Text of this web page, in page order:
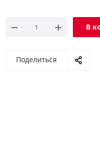
В
Поделиться